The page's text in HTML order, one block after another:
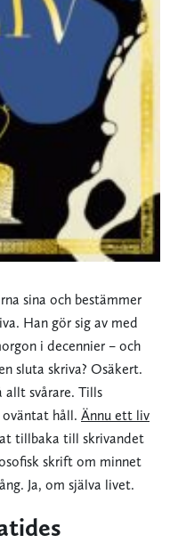
sina och bestämmer
Han gör sig av med
i decennier – och
sluta skriva? Osäkert.
allt svårare. Tills
håll. Ännu ett liv
tillbaka till skrivandet
skrift om minnet
Ja, om själva livet.